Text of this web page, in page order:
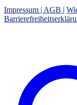
Impressum | AGB |